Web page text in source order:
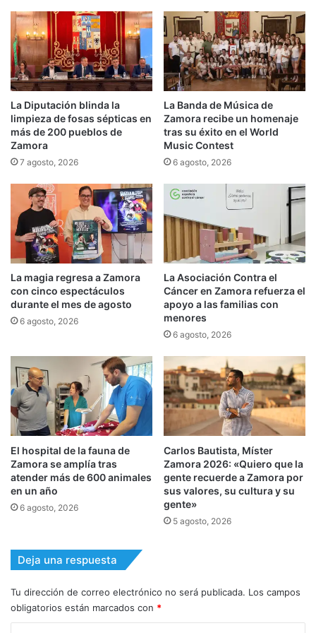
La Diputación blinda la
limpieza de fosas sépticas en
más de 200 pueblos de
Zamora
7 agosto, 2026
La Banda de Música de
Zamora recibe un homenaje
tras su éxito en el World
Music Contest
6 agosto, 2026
La magia regresa a Zamora
con cinco espectáculos
durante el mes de agosto
6 agosto, 2026
La Asociación Contra el
Cáncer en Zamora refuerza el
apoyo a las familias con
menores
6 agosto, 2026
El hospital de la fauna de
Zamora se amplía tras
atender más de 600 animales
en un año
6 agosto, 2026
Carlos Bautista, Míster
Zamora 2026: «Quiero que la
gente recuerde a Zamora por
sus valores, su cultura y su
gente»
5 agosto, 2026
Deja una respuesta
Tu dirección de correo electrónico no será publicada. Los campos
obligatorios están marcados con *